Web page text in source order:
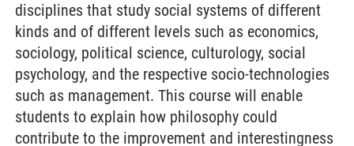
disciplines that study social systems of different
kinds and of different levels such as economics,
sociology, political science, culturology, social
psychology, and the respective socio-technologies
such as management. This course will enable
students to explain how philosophy could
contribute to the improvement and interestingness